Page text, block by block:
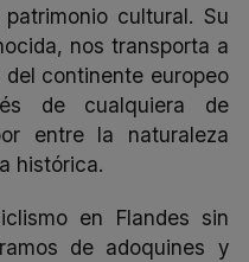
cultural. Su
nos transporta a
continente europeo
de cualquiera de
entre la naturaleza
histórica.
en Flandes sin
de adoquines y